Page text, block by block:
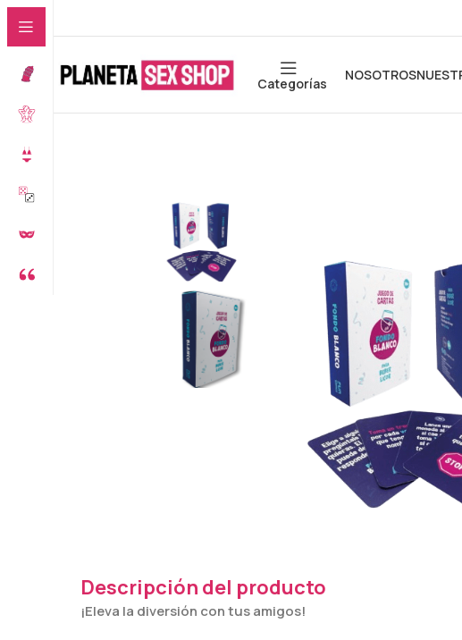
Categorías
NOSOTROS
Descripción del producto
¡Eleva la diversión con tus amigos!